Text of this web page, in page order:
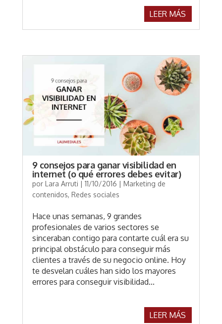
LEER MÁS
9 consejos para ganar visibilidad en
internet (o qué errores debes evitar)
por Lara Arruti | 11/10/2016 | Marketing de
contenidos, Redes sociales
Hace unas semanas, 9 grandes
profesionales de varios sectores se
sinceraban contigo para contarte cuál era su
principal obstáculo para conseguir más
clientes a través de su negocio online. Hoy
te desvelan cuáles han sido los mayores
errores para conseguir visibilidad...
LEER MÁS